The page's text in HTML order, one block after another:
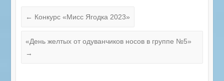
← Конкурс «Мисс Ягодка 2023»
«День желтых от одуванчиков носов в группе №5»
→